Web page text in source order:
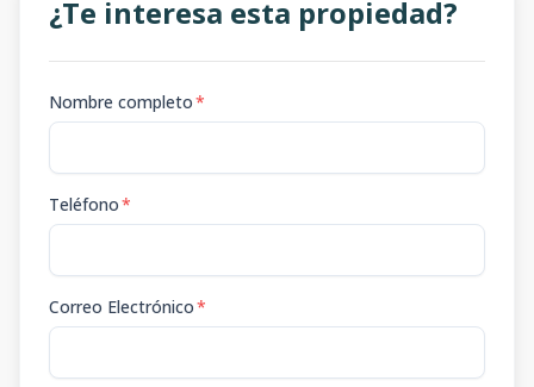
¿Te interesa esta propiedad?
Nombre completo*
Teléfono*
Correo Electrónico*